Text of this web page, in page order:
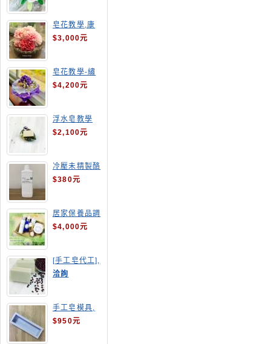
皂花教學,康
乃馨
$3,000元
皂花教學-繡
球花皂花束
$4,200元
浮水皂教學
$2,100元
冷壓未精製酪
梨油
$380元
居家保養品調
配班
$4,000元
[手工皂代工],
酒粕皂
洽詢
手工皂模具,
長方形吐司模
$950元